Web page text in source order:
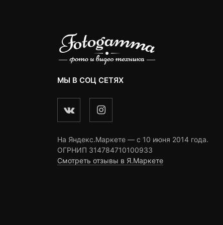
МЫ В СОЦ СЕТЯХ
На Яндекс.Маркете — c 10 июня 2014 года.
ОГРНИП 314784710100933
Смотреть отзывы в Я.Маркете